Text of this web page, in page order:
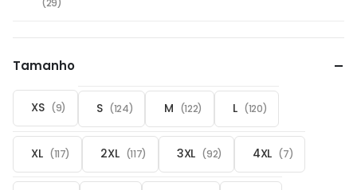
(29)
Tamanho
XS (9) S (124) M (122) L (120)
XL (117) 2XL (117) 3XL (92) 4XL (7)